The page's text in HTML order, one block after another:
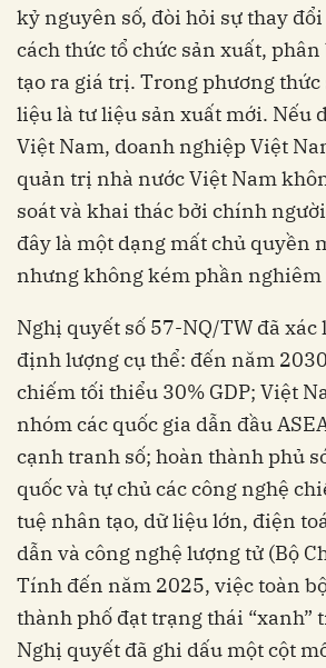
kỷ nguyên số, đòi hỏi sự thay
cách thức tổ chức sản xuất,
tạo ra giá trị. Trong phương thức
liệu là tư liệu sản xuất mới. Nếu
Việt Nam, doanh nghiệp Việt
quản trị nhà nước Việt Nam
soát và khai thác bởi chính
đây là một dạng mất chủ quyền
nhưng không kém phần nghiêm
Nghị quyết số 57-NQ/TW đã xác
định lượng cụ thể: đến năm
chiếm tối thiểu 30% GDP; Việt
nhóm các quốc gia dẫn đầu
cạnh tranh số; hoàn thành phủ
quốc và tự chủ các công nghệ
tuệ nhân tạo, dữ liệu lớn, điện
dẫn và công nghệ lượng tử (Bộ
Tính đến năm 2025, việc toàn
thành phố đạt trạng thái “xanh”
Nghị quyết đã ghi dấu một cột